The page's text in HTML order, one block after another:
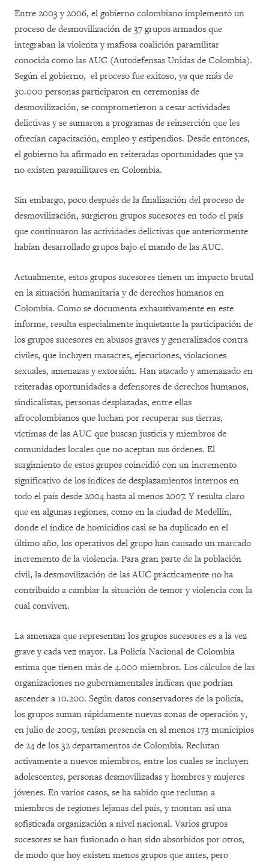
Entre 2003 y 2006, el gobierno colombiano implementó un
proceso de desmovilización de 37 grupos armados que
integraban la violenta y mafiosa coalición paramilitar
conocida como las AUC (Autodefensas Unidas de Colombia).
Según el gobierno, el proceso fue exitoso, ya que más de
30.000 personas participaron en ceremonias de
desmovilización, se comprometieron a cesar actividades
delictivas y se sumaron a programas de reinserción que les
ofrecían capacitación, empleo y estipendios. Desde entonces,
el gobierno ha afirmado en reiteradas oportunidades que ya
no existen paramilitares en Colombia.
Sin embargo, poco después de la finalización del proceso de
desmovilización, surgieron grupos sucesores en todo el país
que continuaron las actividades delictivas que anteriormente
habían desarrollado grupos bajo el mando de las AUC.
Actualmente, estos grupos sucesores tienen un impacto brutal
en la situación humanitaria y de derechos humanos en
Colombia. Como se documenta exhaustivamente en este
informe, resulta especialmente inquietante la participación de
los grupos sucesores en abusos graves y generalizados contra
civiles, que incluyen masacres, ejecuciones, violaciones
sexuales, amenazas y extorsión. Han atacado y amenazado en
reiteradas oportunidades a defensores de derechos humanos,
sindicalistas, personas desplazadas, entre ellas
afrocolombianos que luchan por recuperar sus tierras,
víctimas de las AUC que buscan justicia y miembros de
comunidades locales que no aceptan sus órdenes. El
surgimiento de estos grupos coincidió con un incremento
significativo de los índices de desplazamientos internos en
todo el país desde 2004 hasta al menos 2007. Y resulta claro
que en algunas regiones, como en la ciudad de Medellín,
donde el índice de homicidios casi se ha duplicado en el
último año, los operativos del grupo han causado un marcado
incremento de la violencia. Para gran parte de la población
civil, la desmovilización de las AUC prácticamente no ha
contribuido a cambiar la situación de temor y violencia con la
cual conviven.
La amenaza que representan los grupos sucesores es a la vez
grave y cada vez mayor. La Policía Nacional de Colombia
estima que tienen más de 4.000 miembros. Los cálculos de las
organizaciones no gubernamentales indican que podrían
ascender a 10.200. Según datos conservadores de la policía,
los grupos suman rápidamente nuevas zonas de operación y,
en julio de 2009, tenían presencia en al menos 173 municipios
de 24 de los 32 departamentos de Colombia. Reclutan
activamente a nuevos miembros, entre los cuales se incluyen
adolescentes, personas desmovilizadas y hombres y mujeres
jóvenes. En varios casos, se ha sabido que reclutan a
miembros de regiones lejanas del país, y montan así una
sofisticada organización a nivel nacional. Varios grupos
sucesores se han fusionado o han sido absorbidos por otros,
de modo que hoy existen menos grupos que antes, pero